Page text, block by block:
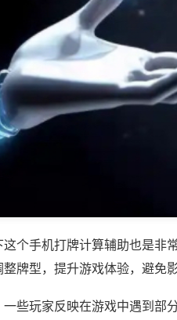
个手机打牌计算辅助也是非
牌型，提升游戏体验，避免
些玩家反映在游戏中遇到部